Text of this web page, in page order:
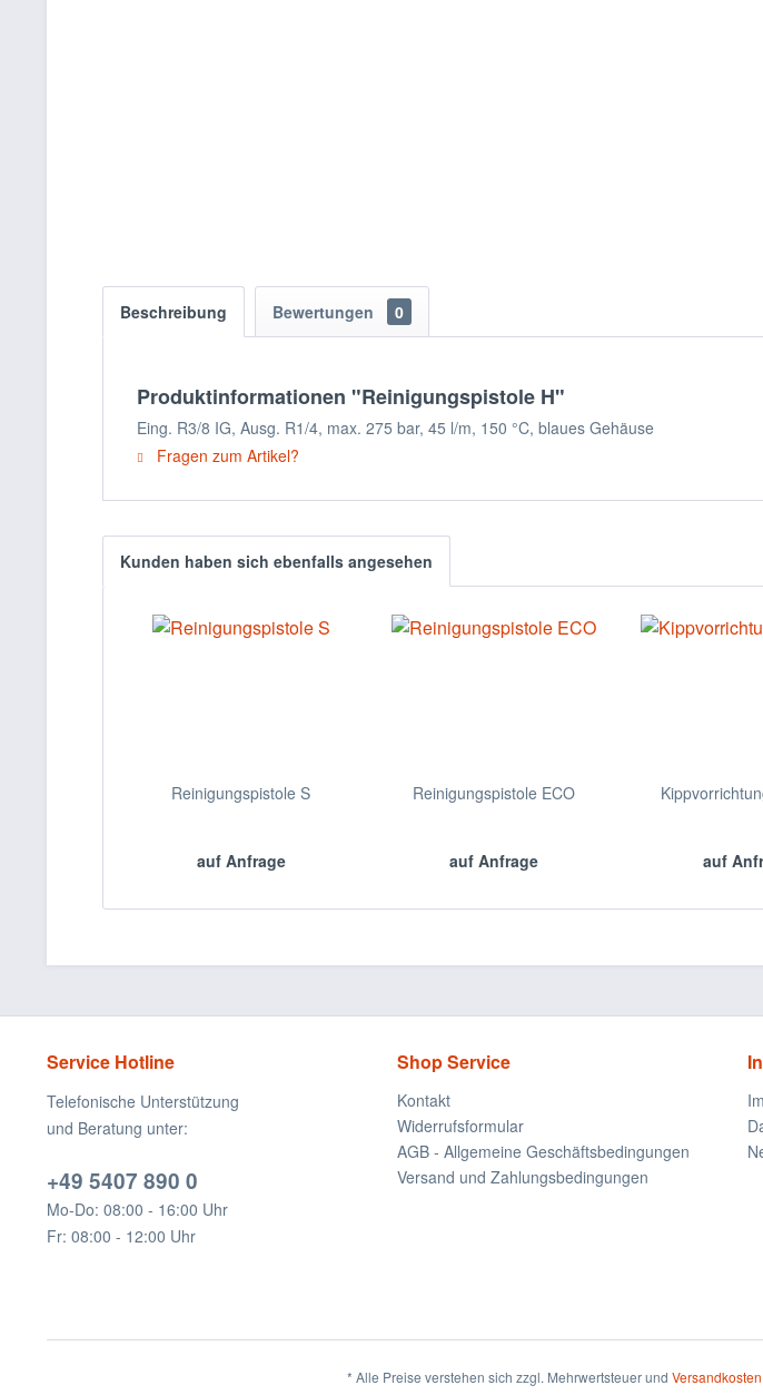
Beschreibung Bewertungen 0
Produktinformationen "Reinigungspistole H"
Eing. R3/8 IG, Ausg. R1/4, max. 275 bar, 45 l/m, 150 °C, blaues Gehäuse
Fragen zum Artikel?
Kunden haben sich ebenfalls angesehen
Reinigungspistole S
auf Anfrage
Reinigungspistole ECO
auf Anfrage auf
Service Hotline
Telefonische Unterstützung
und Beratung unter:
+49 5407 890 0
Mo-Do: 08:00 - 16:00 Uhr
Fr: 08:00 - 12:00 Uhr
Shop Service
Kontakt
Widerrufsformular
AGB - Allgemeine Geschäftsbedingungen
Versand und Zahlungsbedingungen
* Alle Preise verstehen sich zzgl. Mehrwertsteuer und Versandkosten